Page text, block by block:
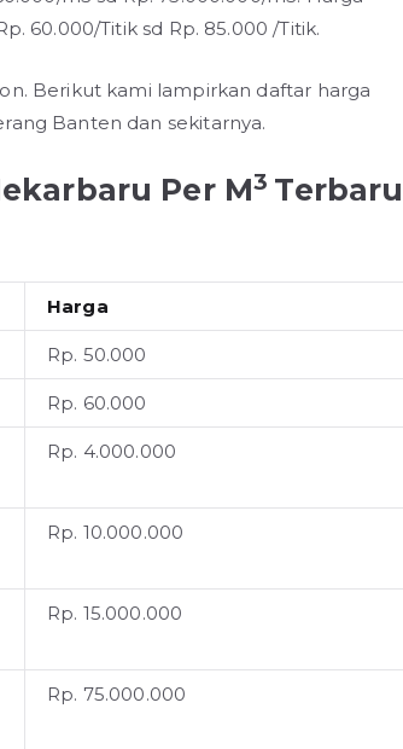
60.000/Titik sd Rp. 85.000 /Titik.
Berikut kami lampirkan daftar harga
Banten dan sekitarnya.
Per M3 Terbaru
Harga
Rp. 50.000
Rp. 60.000
Rp. 4.000.000
Rp. 10.000.000
Rp. 15.000.000
Rp. 75.000.000